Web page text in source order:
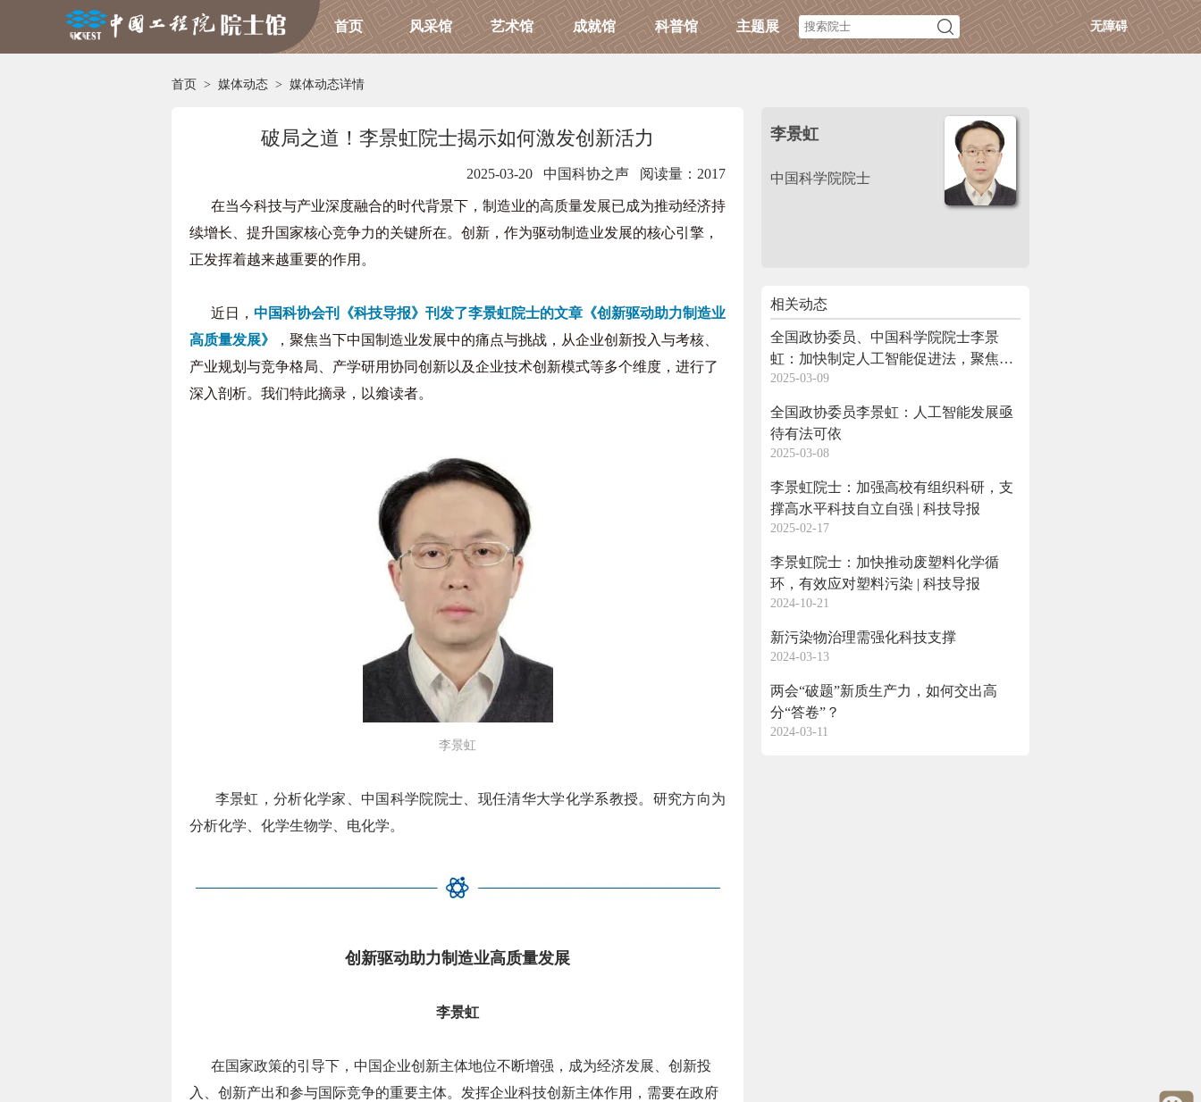
首页 风采馆 艺术馆 成就馆 科普馆 主题展 无障碍
首页 > 媒体动态 > 媒体动态详情
破局之道！李景虹院士揭示如何激发创新活力
2025-03-20 中国科协之声 阅读量：2017
在当今科技与产业深度融合的时代背景下，制造业的高质量发展已成为推动经济持
续增长、提升国家核心竞争力的关键所在。创新，作为驱动制造业发展的核心引擎，
正发挥着越来越重要的作用。
近日， 中国科协会刊《科技导报》刊发了李景虹院士的文章《创新驱动助力制造业
高质量发展》
，聚焦当下中国制造业发展中的痛点与挑战，从企业创新投入与考核、
产业规划与竞争格局、产学研用协同创新以及企业技术创新模式等多个维度，进行了
深入剖析。我们特此摘录，以飨读者。
李景虹
李景虹，分析化学家、中国科学院院士、现任清华大学化学系教授。研究方向为
分析化学、化学生物学、电化学。
创新驱动助力制造业高质量发展
李景虹
在国家政策的引导下，中国企业创新主体地位不断增强，成为经济发展、创新投
入、创新产出和参与国际竞争的重要主体。发挥企业科技创新主体作用，需要在政府
李景虹
中国科学院院士
相关动态
全国政协委员、中国科学院院士李景
虹：加快制定人工智能促进法，聚焦技
术创新、就业保障等
2025-03-09
全国政协委员李景虹：人工智能发展亟
待有法可依
2025-03-08
李景虹院士：加强高校有组织科研，支
撑高水平科技自立自强 | 科技导报
2025-02-17
李景虹院士：加快推动废塑料化学循
环，有效应对塑料污染 | 科技导报
2024-10-21
新污染物治理需强化科技支撑
2024-03-13
两会“破题”新质生产力，如何交出高
分“答卷”？
2024-03-11